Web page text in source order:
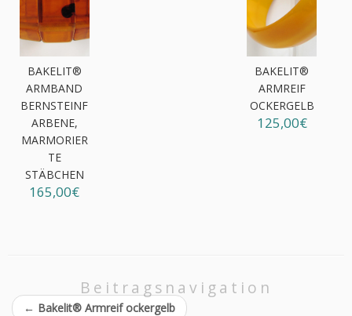
BAKELIT®
ARMBAND
BERNSTEINF
ARBENE,
MARMORIER
TE
STÄBCHEN
165,00€
BAKELIT®
ARMREIF
OCKERGELB
125,00€
Beitragsnavigation
← Bakelit® Armreif ockergelb